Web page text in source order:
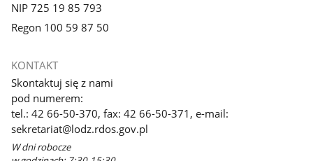
NIP 725 19 85 793
Regon 100 59 87 50
KONTAKT
Skontaktuj się z nami
pod numerem:
tel.: 42 66-50-370, fax: 42 66-50-371, e-mail:
sekretariat@lodz.rdos.gov.pl
W dni robocze